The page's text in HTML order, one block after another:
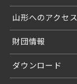
山形へのアクセス
財団情報
ダウンロード